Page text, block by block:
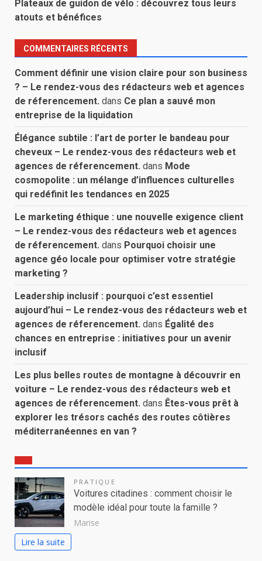
Plateaux de guidon de vélo : découvrez tous leurs
atouts et bénéfices
COMMENTAIRES RÉCENTS
Comment définir une vision claire pour son business
? – Le rendez-vous des rédacteurs web et agences
de réferencement. dans Ce plan a sauvé mon
entreprise de la liquidation
Élégance subtile : l’art de porter le bandeau pour
cheveux – Le rendez-vous des rédacteurs web et
agences de réferencement. dans Mode
cosmopolite : un mélange d’influences culturelles
qui redéfinit les tendances en 2025
Le marketing éthique : une nouvelle exigence client
– Le rendez-vous des rédacteurs web et agences
de réferencement. dans Pourquoi choisir une
agence géo locale pour optimiser votre stratégie
marketing ?
Leadership inclusif : pourquoi c’est essentiel
aujourd’hui – Le rendez-vous des rédacteurs web et
agences de réferencement. dans Égalité des
chances en entreprise : initiatives pour un avenir
inclusif
Les plus belles routes de montagne à découvrir en
voiture – Le rendez-vous des rédacteurs web et
agences de réferencement. dans Êtes-vous prêt à
explorer les trésors cachés des routes côtières
méditerranéennes en van ?
PRATIQUE
Voitures citadines : comment choisir le
modèle idéal pour toute la famille ?
Marise
Lire la suite